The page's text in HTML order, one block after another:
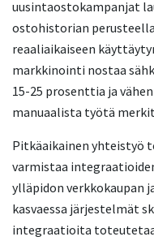
uusintaostokampanjat
ostohistorian
reaaliaikaiseen
markkinointi nostaa
15-25 prosenttia ja
manuaalista työtä
Pitkäaikainen yhteistyö
varmistaa
ylläpidon verkkokaupan
kasvaessa järjestelmät
integraatioita